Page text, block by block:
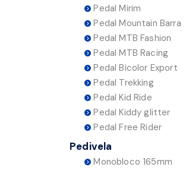
Pedal Mirim
Pedal Mountain Barra
Pedal MTB Fashion
Pedal MTB Racing
Pedal Bicolor Export
Pedal Trekking
Pedal Kid Ride
Pedal Kiddy glitter
Pedal Free Rider
Pedivela
Monobloco 165mm